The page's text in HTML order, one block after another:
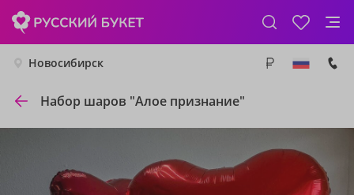
Новосибирск
Набор шаров "Алое признание"